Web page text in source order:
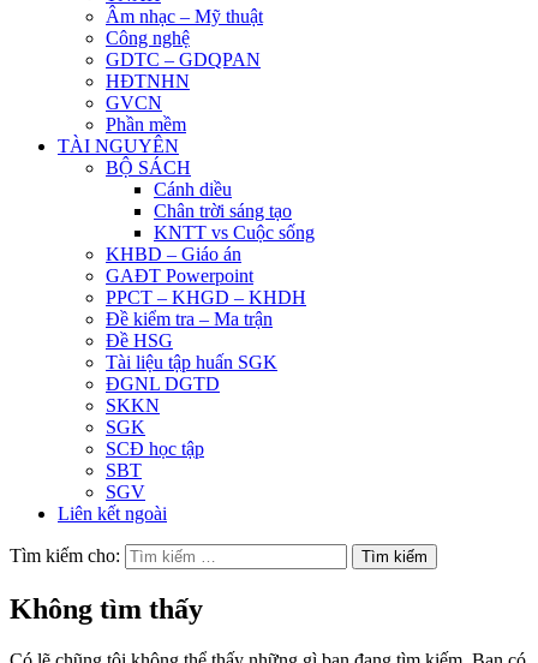
Âm nhạc – Mỹ thuật
Công nghệ
GDTC – GDQPAN
HĐTNHN
GVCN
Phần mềm
TÀI NGUYÊN
BỘ SÁCH
Cánh diều
Chân trời sáng tạo
KNTT vs Cuộc sống
KHBD – Giáo án
GAĐT Powerpoint
PPCT – KHGD – KHDH
Đề kiểm tra – Ma trận
Đề HSG
Tài liệu tập huấn SGK
ĐGNL DGTD
SKKN
SGK
SCĐ học tập
SBT
SGV
Liên kết ngoài
Tìm kiếm cho:
Không tìm thấy